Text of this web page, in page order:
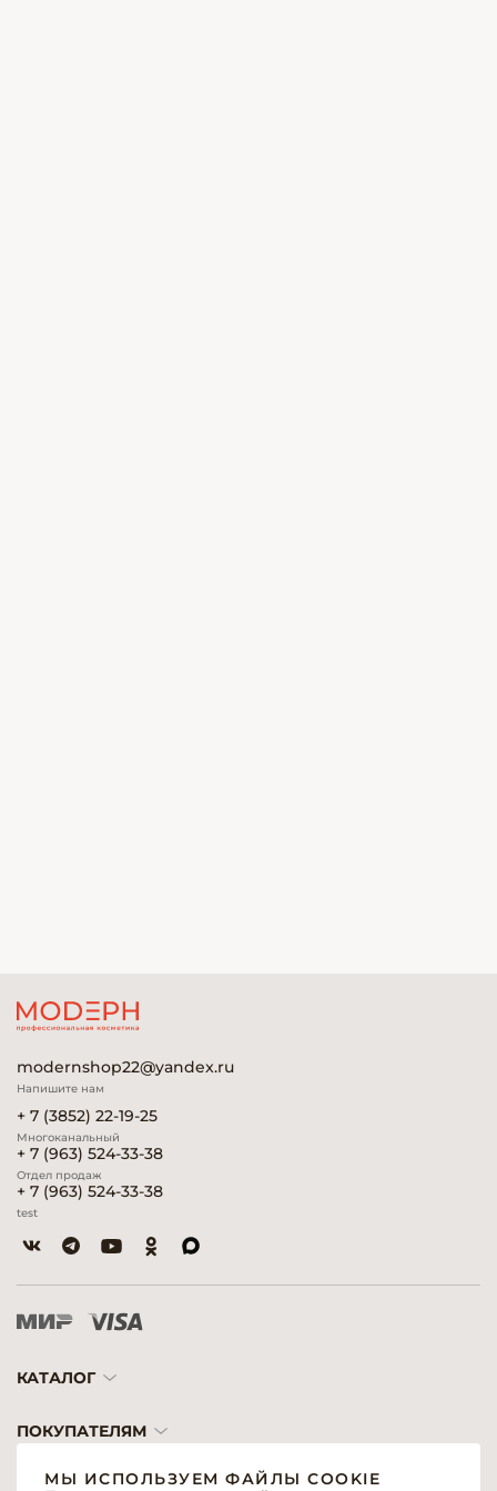
modernshop22@yandex.ru
Напишите нам
+ 7 (3852) 22-19-25
Многоканальный
+ 7 (963) 524-33-38
Отдел продаж
+ 7 (963) 524-33-38
test
КАТАЛОГ
ПОКУПАТЕЛЯМ
МЫ ИСПОЛЬЗУЕМ ФАЙЛЫ COOKIE